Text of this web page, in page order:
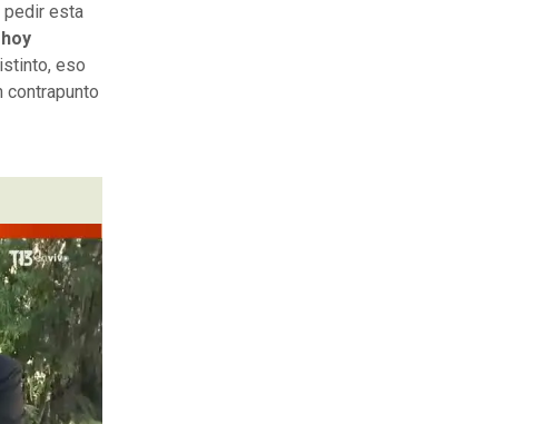
pedir esta
eso